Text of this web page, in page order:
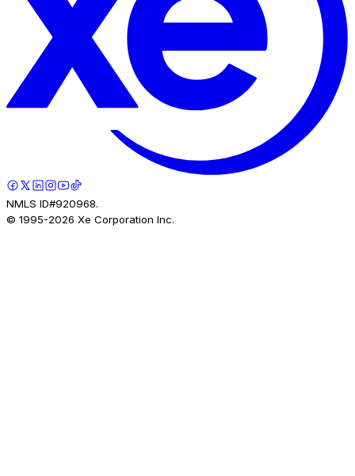
NMLS ID#920968.
© 1995-2026 Xe Corporation Inc.